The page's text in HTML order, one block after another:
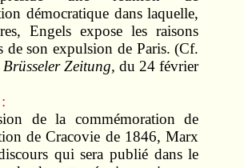
démocratique dans laquelle,
Engels expose les raisons
de son expulsion de Paris. (Cf.
Zeitung, du 24 février
de la commémoration de
de Cracovie de 1846, Marx
qui sera publié dans le